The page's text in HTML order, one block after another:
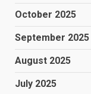
October 2025
September 2025
August 2025
July 2025